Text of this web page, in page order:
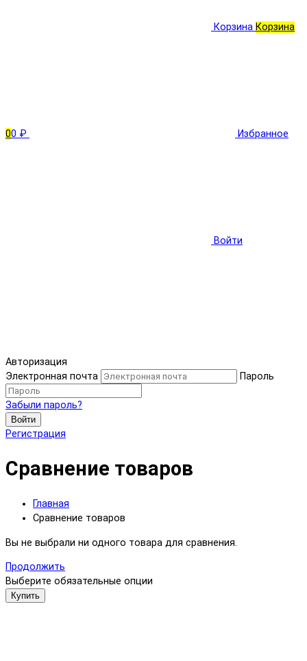
Корзина Корзина
00 ₽ Избранное
Войти
Авторизация
Электронная почта
Пароль
Забыли пароль?
Войти
Регистрация
Сравнение товаров
Главная
Сравнение товаров
Вы не выбрали ни одного товара для сравнения.
Продолжить
Выберите обязательные опции
Купить